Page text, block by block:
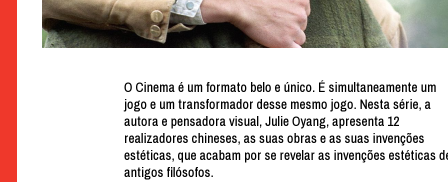
O Cinema é um formato belo e único. É simultaneamente um
jogo e um transformador desse mesmo jogo. Nesta série, a
autora e pensadora visual, Julie Oyang, apresenta 12
realizadores chineses, as suas obras e as suas invenções
estéticas, que acabam por se revelar as invenções estéticas
antigos filósofos.